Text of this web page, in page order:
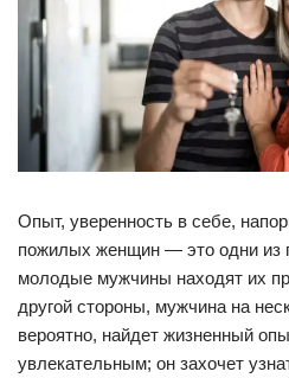
Опыт, уверенность в себе,
пожилых женщин — это одни из
молодые мужчины находят их
другой стороны, мужчина на
вероятно, найдет жизненный
увлекательным; он захочет